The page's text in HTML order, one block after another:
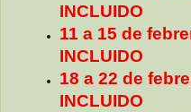
INCLUIDO
11 a 15 de
INCLUIDO
18 a 22 de
INCLUIDO